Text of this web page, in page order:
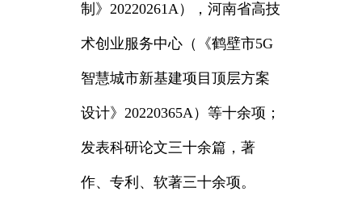
制》20220261A），河南省高技
术创业服务中心（《鹤壁市5G
智慧城市新基建项目顶层方案
设计》20220365A）等十余项；
发表科研论文三十余篇，著
作、专利、软著三十余项。